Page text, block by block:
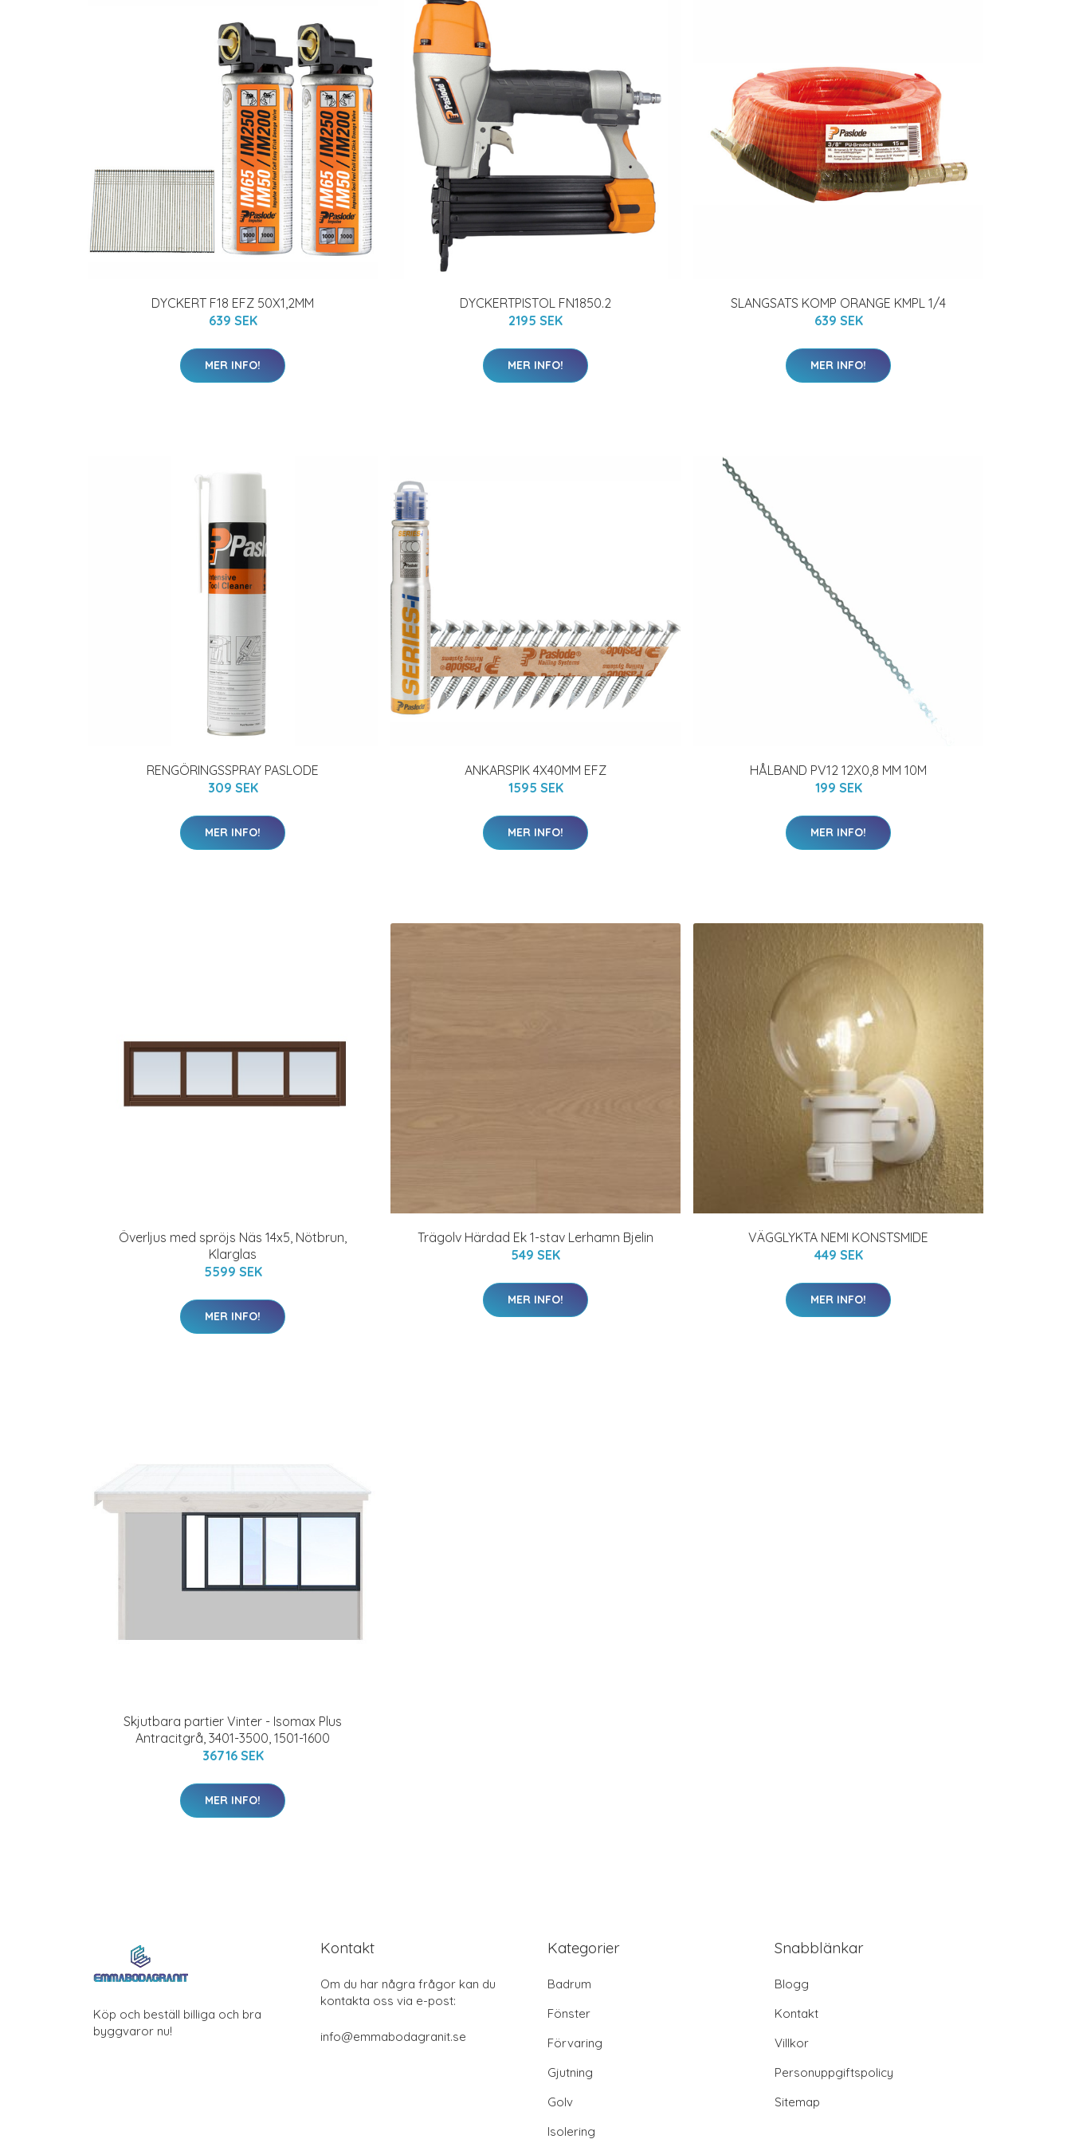
DYCKERT F18 EFZ 50X1,2MM
639 SEK
MER INFO!
DYCKERTPISTOL FN1850.2
2195 SEK
MER INFO!
SLANGSATS KOMP ORANGE KMPL 1/4
639 SEK
MER INFO!
RENGÖRINGSSPRAY PASLODE
309 SEK
MER INFO!
ANKARSPIK 4X40MM EFZ
1595 SEK
MER INFO!
HÅLBAND PV12 12X0,8 MM 10M
199 SEK
MER INFO!
Överljus med spröjs Näs 14x5, Nötbrun,
Klarglas
5599 SEK
MER INFO!
Trägolv Härdad Ek 1-stav Lerhamn Bjelin
549 SEK
MER INFO!
VÄGGLYKTA NEMI KONSTSMIDE
449 SEK
MER INFO!
Skjutbara partier Vinter - Isomax Plus
Antracitgrå, 3401-3500, 1501-1600
36716 SEK
MER INFO!
Köp och beställ billiga och bra
byggvaror nu!
Kontakt
Om du har några frågor kan du
kontakta oss via e-post:
info@emmabodagranit.se
Kategorier
Badrum
Fönster
Förvaring
Gjutning
Golv
Isolering
Snabblänkar
Blogg
Kontakt
Villkor
Personuppgiftspolicy
Sitemap